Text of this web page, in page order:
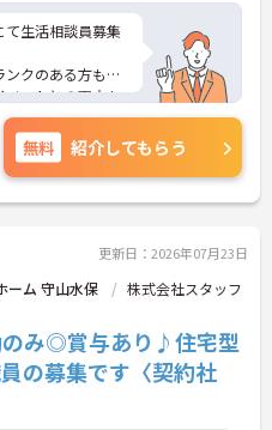
収入アップにつな
手当があるた
プが期待できま
方に向けた子ども
安心して長く働
に業務が集中しに
理体制が機能して
全体でカバーし
タッフから丁寧
て業務をリスター
生活相談員募集
クのある方も大
ベートとの両立も
通勤しやすい好
は、面接対策ポ
ますのでお気軽
無料 紹介してもらう
更新日：2026年07月23日
ーム 守山水保
株式会社スタッフ
のみ◎賞与あり♪住宅型
の募集です〈契約社